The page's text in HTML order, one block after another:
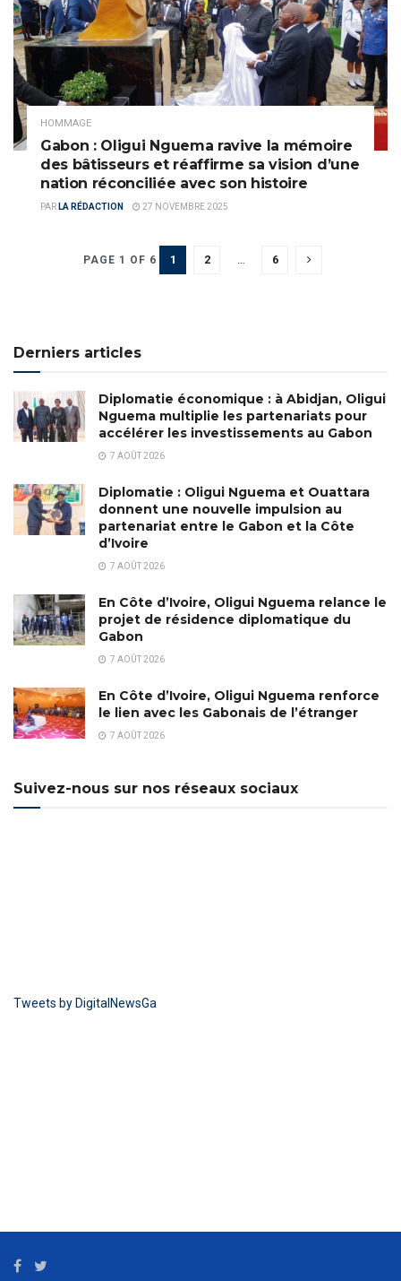
HOMMAGE
Gabon : Oligui Nguema ravive la mémoire
des bâtisseurs et réaffirme sa vision d’une
nation réconciliée avec son histoire
PAR LA RÉDACTION 27 NOVEMBRE 2025
PAGE 1 OF 6 1 2 6
Derniers articles
Diplomatie économique : à Abidjan, Oligui
Nguema multiplie les partenariats pour
accélérer les investissements au Gabon
7 AOÛT 2026
Diplomatie : Oligui Nguema et Ouattara
donnent une nouvelle impulsion au
partenariat entre le Gabon et la Côte
d’Ivoire
7 AOÛT 2026
En Côte d’Ivoire, Oligui Nguema relance le
projet de résidence diplomatique du
Gabon
7 AOÛT 2026
En Côte d’Ivoire, Oligui Nguema renforce
le lien avec les Gabonais de l’étranger
7 AOÛT 2026
Suivez-nous sur nos réseaux sociaux
Tweets by DigitalNewsGa